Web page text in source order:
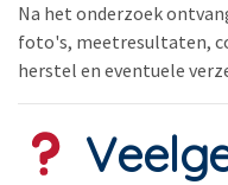
Na het onderzoek
foto's, meetresultaten,
herstel en eventuele